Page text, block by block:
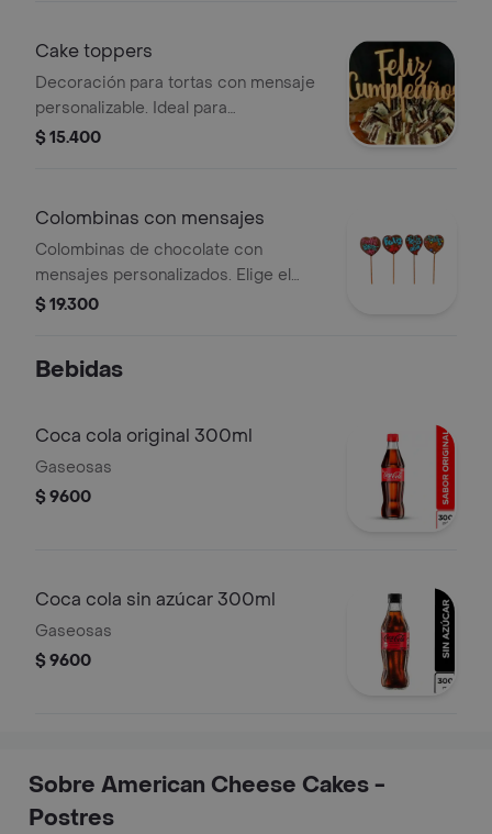
¡atrévete a probarlo!
Cake toppers
Decoración para tortas con mensaje
personalizable. Ideal para
celebraciones.
$ 15.400
Colombinas con mensajes
Colombinas de chocolate con
mensajes personalizados. Elige el
mensaje que prefieras.
$ 19.300
Bebidas
Coca cola original 300ml
Gaseosas
$ 9600
Coca cola sin azúcar 300ml
Gaseosas
$ 9600
Sobre American Cheese Cakes -
Postres